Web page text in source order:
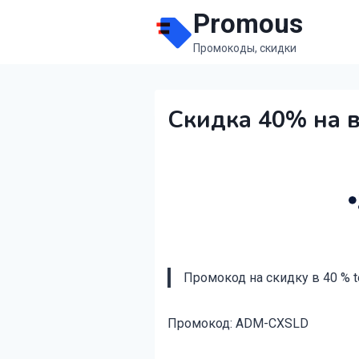
Promous
Промокоды, скидки
Скидка 40% на
Промокод на скидку в 40 %
Промокод: ADM-CXSLD